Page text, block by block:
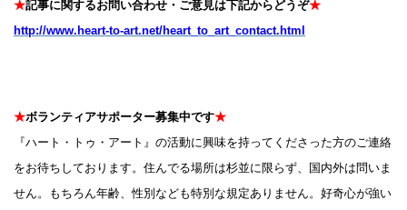
★記事に関するお問い合わせ・ご意見は下記からどうぞ★
http://www.heart-to-art.net/heart_to_art_contact.html
★ボランティアサポーター募集中です★
『ハート・トゥ・アート』の活動に興味を持ってくださった方のご連絡
をお待ちしております。住んでる場所は杉並に限らず、国内外は問いま
せん。もちろん年齢、性別なども特別な規定ありません。好奇心が強い